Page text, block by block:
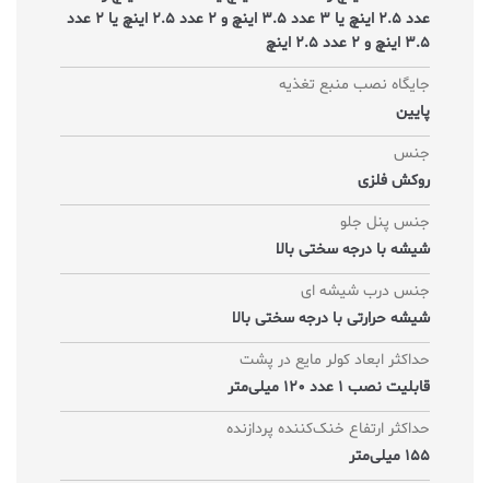
عدد 2.5 اینچ یا 3 عدد 3.5 اینچ و 2 عدد 2.5 اینچ یا 2 عدد
3.5 اینچ و 2 عدد 2.5 اینچ
جایگاه نصب منبع تغذیه
پایین
جنس
روکش فلزی
جنس پنل جلو
شیشه با درجه سختی بالا
جنس درب شیشه ای
شیشه حرارتی با درجه سختی بالا
حداکثر ابعاد کولر مایع در پشت
قابلیت نصب 1 عدد 120 میلی‌متر
حداکثر ارتفاع خنک‌کننده پردازنده
155 میلی‌متر